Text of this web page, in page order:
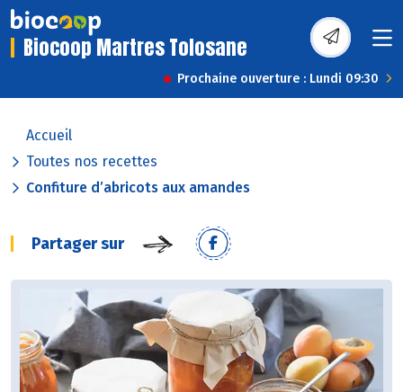
Biocoop Martres Tolosane
Prochaine ouverture : Lundi 09:30
Accueil
Toutes nos recettes
Confiture d’abricots aux amandes
Partager sur